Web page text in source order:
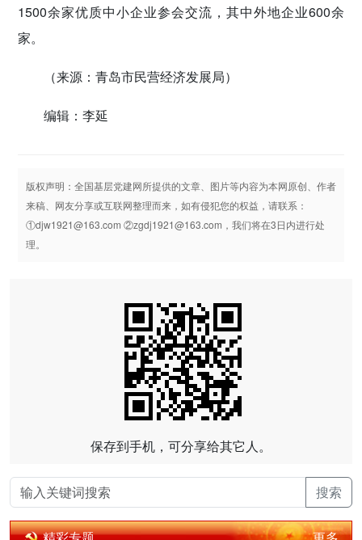
1500余家优质中小企业参会交流，其中外地企业600余
家。
（来源：青岛市民营经济发展局）
编辑：李延
版权声明：全国基层党建网所提供的文章、图片等内容为本网原创、作者
来稿、网友分享或互联网整理而来，如有侵犯您的权益，请联系：
①djw1921@163.com ②zgdj1921@163.com，我们将在3日内进行处
理。
保存到手机，可分享给其它人。
搜索